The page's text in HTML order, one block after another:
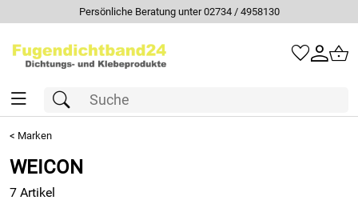
Persönliche Beratung unter 02734 / 4958130
< Marken
WEICON
7 Artikel